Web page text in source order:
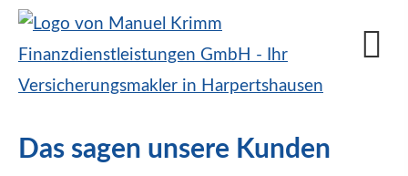
Das sagen unsere Kunden